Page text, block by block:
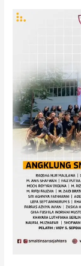
Angklung
Juara
1
Lomba
Musik
Angklung
Padaeng
XII
Kabumi
UPI